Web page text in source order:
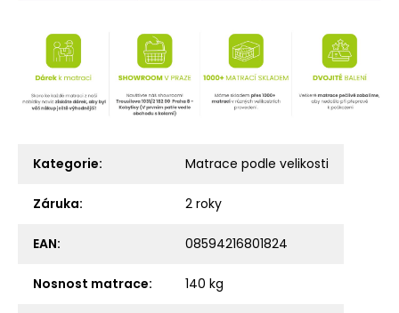
Kategorie: Matrace podle velikosti
Záruka: 2 roky
EAN: 08594216801824
Nosnost matrace: 140 kg